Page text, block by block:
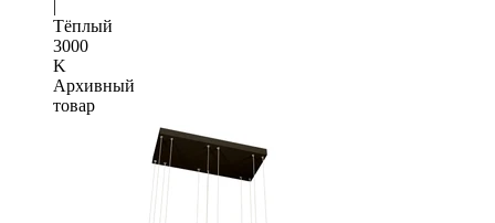
|
Тёплый
3000
K
Архивный
товар